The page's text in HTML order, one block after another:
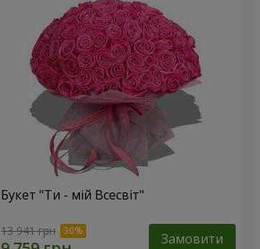
Букет "Ти - мій Всесвіт"
13 941 грн Замовити